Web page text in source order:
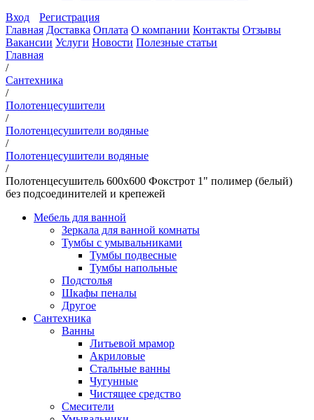
Вход
Регистрация
Главная Доставка Оплата О компании Контакты Отзывы
Вакансии Услуги Новости Полезные статьи
Главная
/
Сантехника
/
Полотенцесушители
/
Полотенцесушители водяные
/
Полотенцесушители водяные
/
Полотенцесушитель 600х600 Фокстрот 1" полимер (белый)
без подсоединителей и крепежей
Мебель для ванной
Зеркала для ванной комнаты
Тумбы с умывальниками
Тумбы подвесные
Тумбы напольные
Подстолья
Шкафы пеналы
Другое
Сантехника
Ванны
Литьевой мрамор
Акриловые
Стальные ванны
Чугунные
Чистящее средство
Смесители